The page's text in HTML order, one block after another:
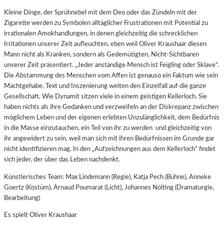
Kleine Dinge, der Sprühnebel mit dem Deo oder das Zündeln mit der
Zigarette werden zu Symbolen alltäglicher Frustrationen mit Potential zu
irrationalen Amokhandlungen, in denen gleichzeitig die schrecklichen
Irritationen unserer Zeit aufleuchten, eben weil Oliver Kraushaar diesen
Mann nicht als Kranken, sondern als Gedemütigten, Nicht-Sichtbaren
unserer Zeit präsentiert. „Jeder anständige Mensch ist Feigling oder Sklave“.
Die Abstammung des Menschen vom Affen ist genauso ein Faktum wie sein
Machtgehabe. Text und Inszenierung weiten den Einzelfall auf die ganze
Gesellschaft. Wie Dynamit sitzen viele in einem geistigen Kellerloch. Sie
haben nichts als ihre Gedanken und verzweifeln an der Diskrepanz zwischen
möglichem Leben und der eigenen erlebten Unzulänglichkeit, dem Bedürfnis
in die Masse einzutauchen, ein Teil von ihr zu werden und gleichzeitig von
ihr angewidert zu sein, weil man sich mit ihren Bedürfnissen im Grunde gar
nicht identifizieren mag. In den „Aufzeichnungen aus dem Kellerloch“ findet
sich jeder, der über das Leben nachdenkt.
Künstlerisches Team: Max Lindemann (Regie), Katja Pech (Bühne), Anneke
Goertz (Kostüm), Arnaud Poumarat (Licht), Johannes Nölting (Dramaturgie,
Bearbeitung)
Es spielt Oliver Kraushaar